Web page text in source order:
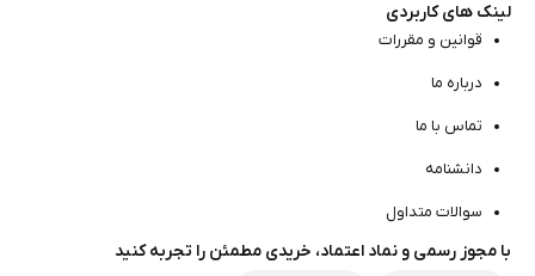
لینک های کاربردی
قوانین و مقررات
درباره ما
تماس با ما
دانشنامه
سوالات متداول
با مجوز رسمی و نماد اعتماد، خریدی مطمئن را تجربه کنید